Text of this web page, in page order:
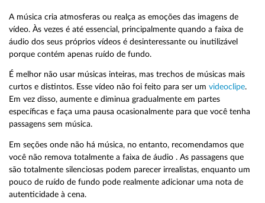
A música cria atmosferas ou realça as emoções das imagens de
vídeo. Às vezes é até essencial, principalmente quando a faixa de
áudio dos seus próprios vídeos é desinteressante ou inutilizável
porque contém apenas ruído de fundo.
É melhor não usar músicas inteiras, mas trechos de músicas mais
curtos e distintos. Esse vídeo não foi feito para ser um videoclipe.
Em vez disso, aumente e diminua gradualmente em partes
específicas e faça uma pausa ocasionalmente para que você tenha
passagens sem música.
Em seções onde não há música, no entanto, recomendamos que
você não remova totalmente a faixa de áudio . As passagens que
são totalmente silenciosas podem parecer irrealistas, enquanto um
pouco de ruído de fundo pode realmente adicionar uma nota de
autenticidade à cena.